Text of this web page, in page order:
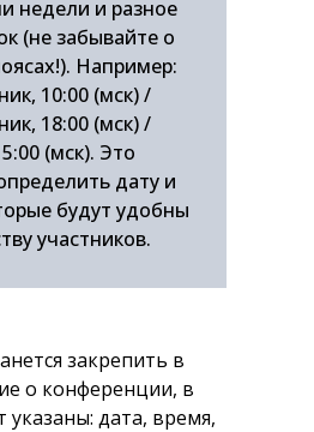
недели и разное
(не забывайте о
Например:
10:00 (мск) /
18:00 (мск) /
(мск). Это
дату и
будут удобны
участников.
закрепить в
о конференции, в
указаны: дата, время,